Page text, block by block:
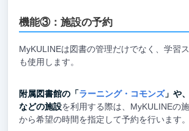
機能③：施設の予約
MyKULINEは図書の管理だけでなく、学習
も使用します。
附属図書館の「ラーニング・コモンズ」や
などの施設を利用する際は、MyKULINEの
から希望の時間を指定して予約を行います。